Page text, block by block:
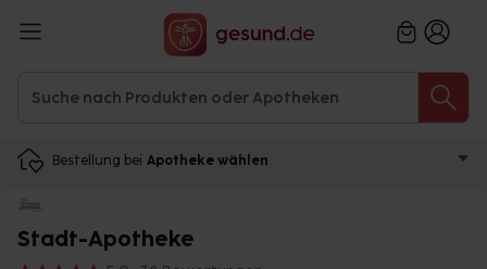
Bestellung bei Apotheke wählen
Stadt-Apotheke